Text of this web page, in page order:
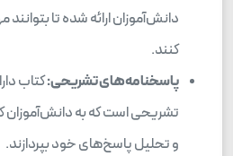
دانش‌آموزان ارائه شده تا
کنند.
پاسخنامه‌های تشریحی:کتاب
تشریحی است که به دانش‌آموزان
و تحلیل پاسخ‌های خود بپردازند.